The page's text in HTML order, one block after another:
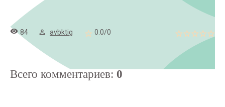
84 avbktig 0.0/0
Всего комментариев: 0